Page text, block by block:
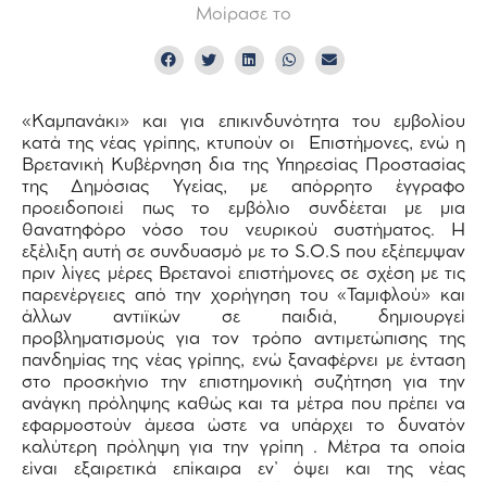
Μοίρασε το
«Καμπανάκι» και για επικινδυνότητα του εμβολίου
κατά της νέας γρίπης, κτυπούν οι Επιστήμονες, ενώ η
Βρετανική Κυβέρνηση δια της Υπηρεσίας Προστασίας
της Δημόσιας Υγείας, με απόρρητο έγγραφο
προειδοποιεί πως το εμβόλιο συνδέεται με μια
θανατηφόρο νόσο του νευρικού συστήματος. Η
εξέλιξη αυτή σε συνδυασμό με το S.O.S που εξέπεμψαν
πριν λίγες μέρες Βρετανοί επιστήμονες σε σχέση με τις
παρενέργειες από την χορήγηση του «Ταμιφλού» και
άλλων αντιϊκών σε παιδιά, δημιουργεί
προβληματισμούς για τον τρόπο αντιμετώπισης της
πανδημίας της νέας γρίπης, ενώ ξαναφέρνει με ένταση
στο προσκήνιο την επιστημονική συζήτηση για την
ανάγκη πρόληψης καθώς και τα μέτρα που πρέπει να
εφαρμοστούν άμεσα ώστε να υπάρχει το δυνατόν
καλύτερη πρόληψη για την γρίπη . Μέτρα τα οποία
είναι εξαιρετικά επίκαιρα εν’ όψει και της νέας